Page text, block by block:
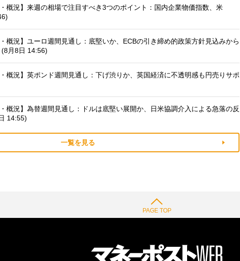
概況】来週の相場で注目すべき3つのポイント：国内企業物価指数、米
概況】ユーロ週間見通し：底堅いか、ECBの引き締め的政策方針見込みから
月8日 14:56)
概況】英ポンド週間見通し：下げ渋りか、英国経済に不透明感も円売りサポ
概況】為替週間見通し：ドルは底堅い展開か、日米協調介入による急落の反
14:55)
一覧を見る
PAGE TOP